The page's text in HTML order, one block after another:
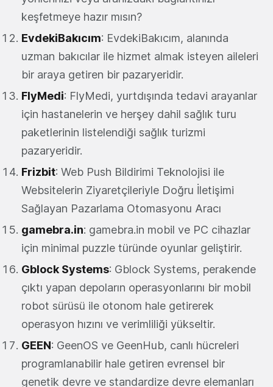
keşfetmeye hazır mısın?
EvdekiBakıcım: EvdekiBakıcım, alanında
uzman bakıcılar ile hizmet almak isteyen aileleri
bir araya getiren bir pazaryeridir.
FlyMedi: FlyMedi, yurtdışında tedavi arayanlar
için hastanelerin ve herşey dahil sağlık turu
paketlerinin listelendiği sağlık turizmi
pazaryeridir.
Frizbit: Web Push Bildirimi Teknolojisi ile
Websitelerin Ziyaretçileriyle Doğru İletişimi
Sağlayan Pazarlama Otomasyonu Aracı
gamebra.in: gamebra.in mobil ve PC cihazlar
için minimal puzzle türünde oyunlar geliştirir.
Gblock Systems: Gblock Systems, perakende
çıktı yapan depoların operasyonlarını bir mobil
robot sürüsü ile otonom hale getirerek
operasyon hızını ve verimliliği yükseltir.
GEEN: GeenOS ve GeenHub, canlı hücreleri
programlanabilir hale getiren evrensel bir
genetik devre ve standardize devre elemanları